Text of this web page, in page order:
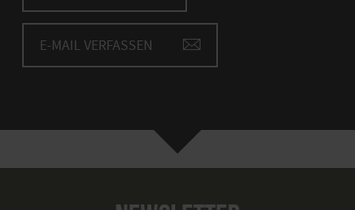
E-MAIL VERFASSEN